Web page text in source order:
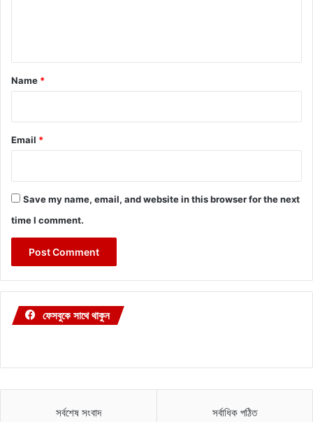
*
Name *
Email *
Save my name, email, and website in this browser for the next
time I comment.
ফেসবুকে সাথে থাকুন
সর্বশেষ সংবাদ সর্বাধিক পঠিত